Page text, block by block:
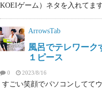
KOEIゲーム）ネタを入れてま
ArrowsTab
風呂でテレワーク
１ピース
0 2023/8/16
すごい笑顔でパソコンしてて